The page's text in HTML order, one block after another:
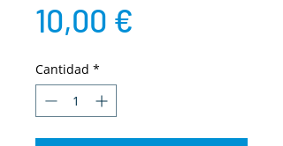
10,00 €
Cantidad *